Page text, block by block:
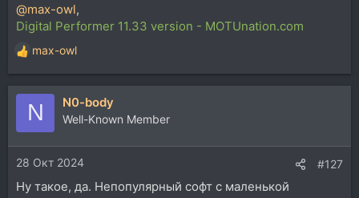
@max-owl,
Digital Performer 11.33 version - MOTUnation.com
Р
е
а
и
и
:
max-owl
N N0-body
Well-Known Member
28 Окт 2024 #127
Ну такое, да. Непопулярный софт с маленькой